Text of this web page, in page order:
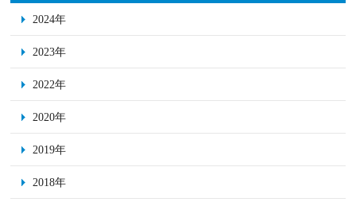
2024年
2023年
2022年
2020年
2019年
2018年